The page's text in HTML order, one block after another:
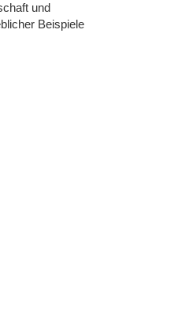
und
Beispiele